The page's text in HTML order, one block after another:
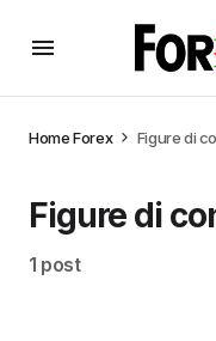
HomeForex Figure di
Figure di
1 post